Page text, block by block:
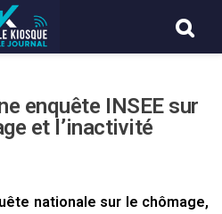
enquête INSEE sur
et l’inactivité
nationale sur le chômage,